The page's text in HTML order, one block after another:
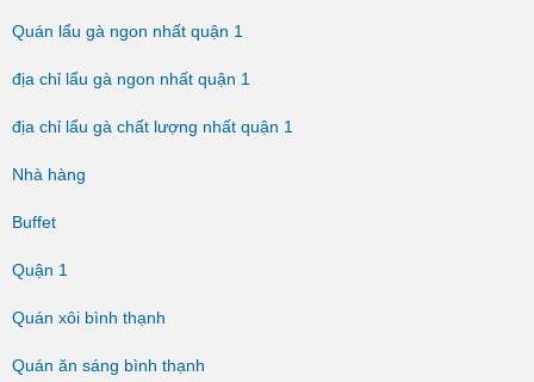
Quán lẩu gà ngon nhất quận 1
địa chỉ lẩu gà ngon nhất quận 1
địa chỉ lẩu gà chất lượng nhất quận 1
Nhà hàng
Buffet
Quận 1
Quán xôi bình thạnh
Quán ăn sáng bình thạnh